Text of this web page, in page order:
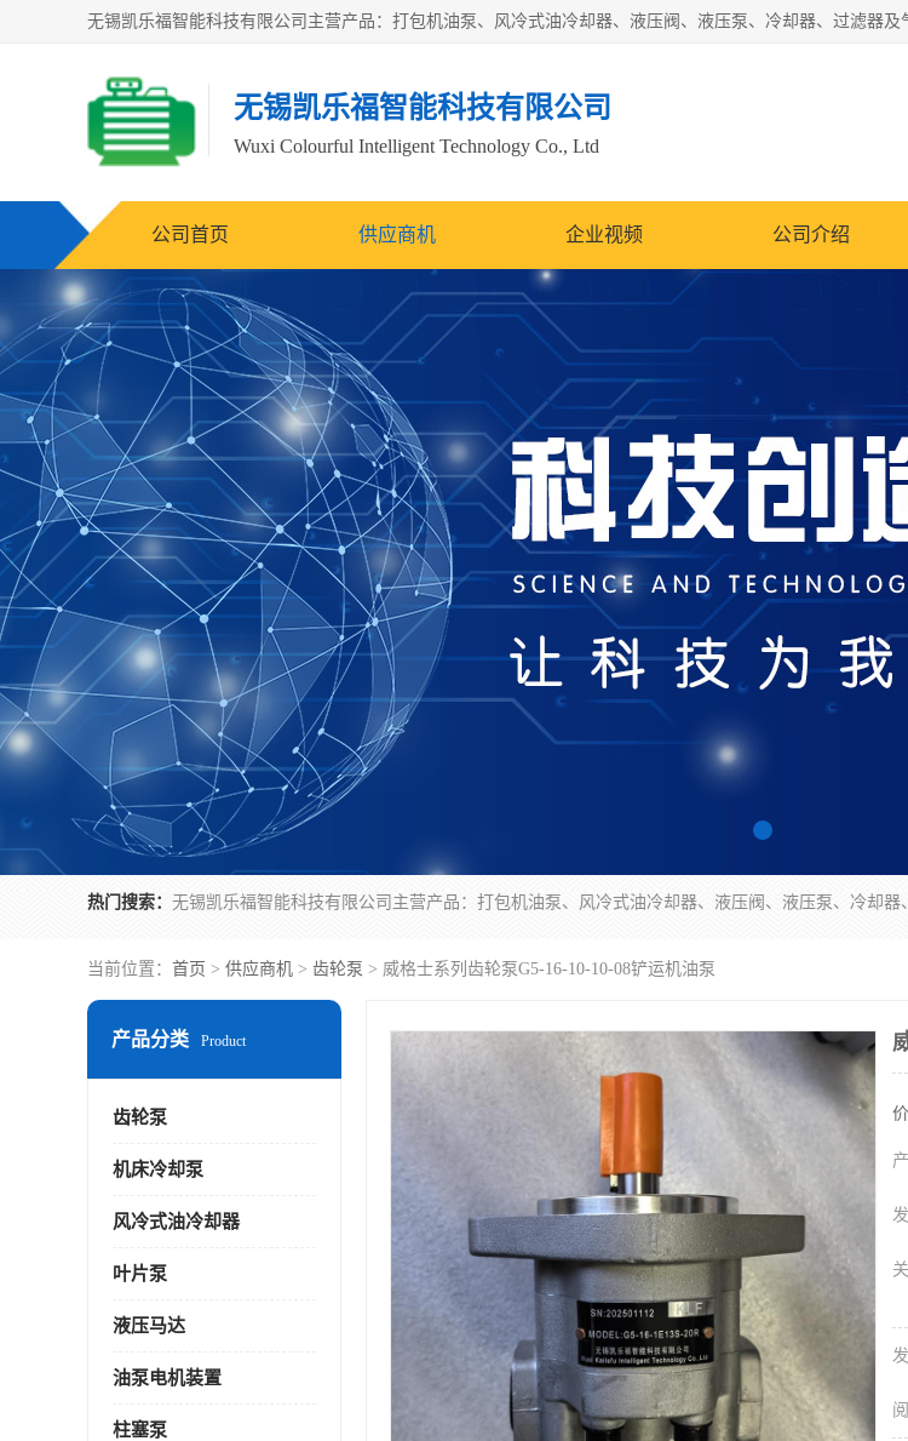
无锡凯乐福智能科技有限公司
Wuxi Colourful Intelligent Technology Co., Ltd
公司首页 供应商机 企业视频 公司介绍
热门搜索：
当前位置： 首页 > 供应商机 > 齿轮泵 > 威格士系列齿轮泵G5-16-10-10-08铲运机油泵
产品分类 Product
齿轮泵
机床冷却泵
风冷式油冷却器
叶片泵
液压马达
油泵电机装置
柱塞泵